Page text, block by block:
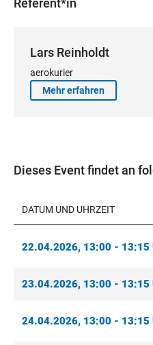
Referent*in
Lars Reinholdt
aerokurier
Mehr erfahren
Dieses Event findet an
DATUM UND UHRZEIT
22.04.2026, 13:00 - 13:15
23.04.2026, 13:00 - 13:15
24.04.2026, 13:00 - 13:15